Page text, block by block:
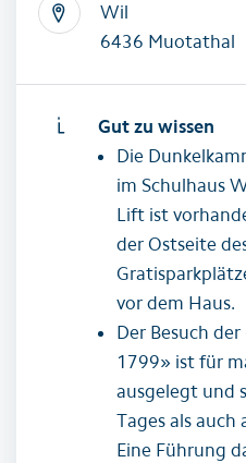
Wil
6436 Muotathal
Gut zu wissen
Die
im Schulhaus
Lift ist
der Ostseite
vor dem Haus.
Der Besuch
1799» ist für
ausgelegt und
Tages als auch
Eine Führung